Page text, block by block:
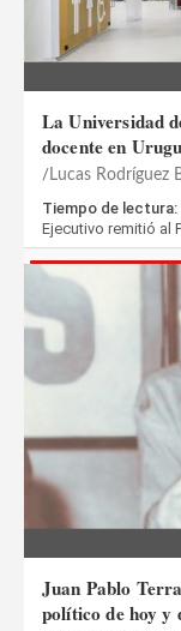
La Universidad
docente en
Lucas Rodríguez
Tiempo de
Ejecutivo remitió al
Juan Pablo
político de hoy y